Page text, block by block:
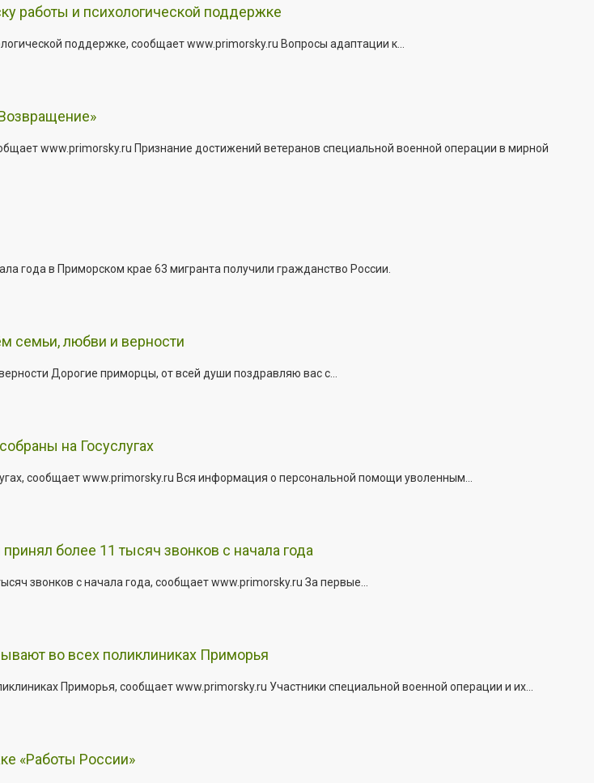
работы и психологической поддержке
поддержке, сообщает www.primorsky.ru Вопросы адаптации к...
www.primorsky.ru Признание достижений ветеранов специальной военной операции в мирной
года в Приморском крае 63 мигранта получили гражданство России.
семьи, любви и верности
Дорогие приморцы, от всей души поздравляю вас с...
на Госуслугах
сообщает www.primorsky.ru Вся информация о персональной помощи уволенным...
более 11 тысяч звонков с начала года
звонков с начала года, сообщает www.primorsky.ru За первые...
во всех поликлиниках Приморья
Приморья, сообщает www.primorsky.ru Участники специальной военной операции и их...
«Работы России»